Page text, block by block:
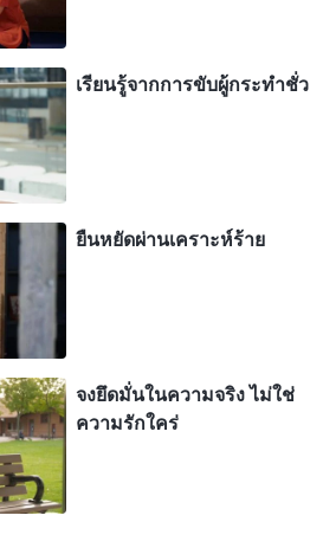
อใจเกิดขึ้นบ่อยครั้ง ผู้คนบางคน
และดังนั้นพวกเขาจึงเปิดโปงและ
ธงแห่งการสามัคคีธรรมถึงความ
มายของพวกเขาในการทำเช่นนี้
ค์ของการสามัคคีธรรมถึงความ
เป็นพยานยืนยันให้พระเจ้า และ
กด้วย เจ้าก็ควรสามัคคีธรรม
ของเจ้าเอง คิดทบทวนและรู้จัก
ชน์แก่ผู้อื่นด้วยการวิเคราะห์ตัว
ะสิทธิผลมากกว่า และประชากรที่
ก็จะเห็นชอบ หากทำไปเพื่อจุด
ปง โจมตี และดูเบาผู้อื่นเพื่อยก
ช่นนั้นแล้ว พระเจ้าย่อมจะไม่ทรง
ยหญิงของเจ้าจะไม่ได้ประโยชน์
เรียนรู้จากการขับผู้กระทำชั่ว
ยืนหยัดผ่านเคราะห์ร้าย
จงยึดมั่นในความจริง ไม่ใช่
ความรักใคร่